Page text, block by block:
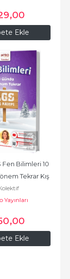
Ekle
,00
Ekle
Fen Bilimleri 10
Tekrar Kış
Yayınları
,00